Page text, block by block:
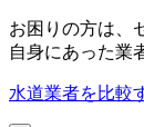
お困りの方は、
自身にあった業
水道業者を比較